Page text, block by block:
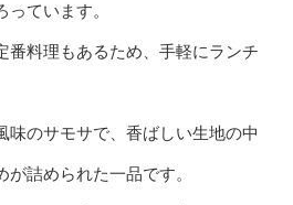
ています。
番料理もあるため、手軽にランチ
味のサモサで、香ばしい生地の中
詰められた一品です。